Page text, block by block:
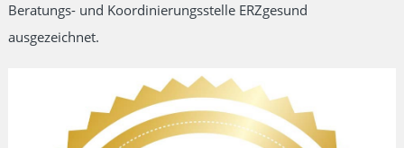
Beratungs- und Koordinierungsstelle ERZgesund
ausgezeichnet.